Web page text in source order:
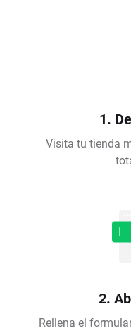
1.
Visita tu tienda
2.
Rellena el